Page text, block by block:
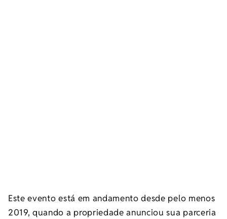
Este evento está em andamento desde pelo menos
2019, quando a propriedade anunciou sua parceria